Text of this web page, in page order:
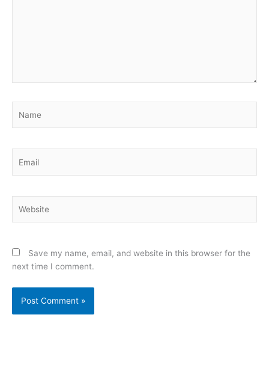
Save my name, email, and website in this browser for the
next time I comment.